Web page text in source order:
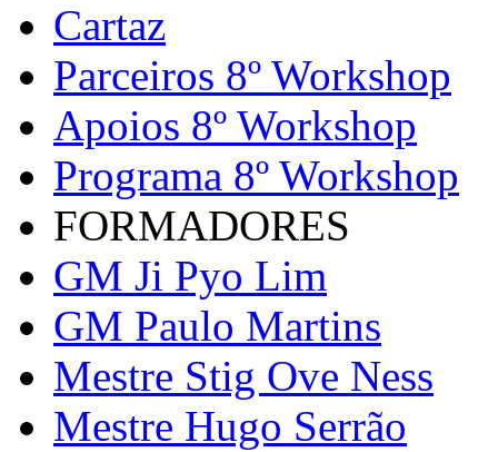
Cartaz
Parceiros 8º Workshop
Apoios 8º Workshop
Programa 8º Workshop
FORMADORES
GM Ji Pyo Lim
GM Paulo Martins
Mestre Stig Ove Ness
Mestre Hugo Serrão